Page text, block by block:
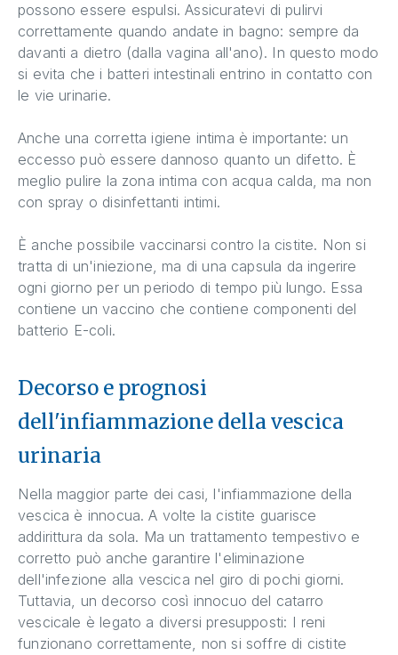
possono essere espulsi. Assicuratevi di pulirvi
correttamente quando andate in bagno: sempre da
davanti a dietro (dalla vagina all'ano). In questo modo
si evita che i batteri intestinali entrino in contatto con
le vie urinarie.
Anche una corretta igiene intima è importante: un
eccesso può essere dannoso quanto un difetto. È
meglio pulire la zona intima con acqua calda, ma non
con spray o disinfettanti intimi.
È anche possibile vaccinarsi contro la cistite. Non si
tratta di un'iniezione, ma di una capsula da ingerire
ogni giorno per un periodo di tempo più lungo. Essa
contiene un vaccino che contiene componenti del
batterio E-coli.
Decorso e prognosi
dell'infiammazione della vescica
urinaria
Nella maggior parte dei casi, l'infiammazione della
vescica è innocua. A volte la cistite guarisce
addirittura da sola. Ma un trattamento tempestivo e
corretto può anche garantire l'eliminazione
dell'infezione alla vescica nel giro di pochi giorni.
Tuttavia, un decorso così innocuo del catarro
vescicale è legato a diversi presupposti: I reni
funzionano correttamente, non si soffre di cistite